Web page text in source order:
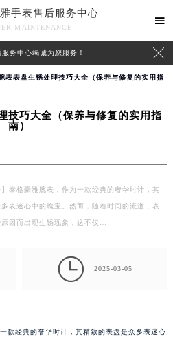
手表售后服务中心
MAINTENANCE

务中心竭诚为您服务！ 
表表盘生锈处理技巧大全（保养与修复的实用指
技巧大全（保养与修复的实用指
南）
】泰格豪雅腕表，作为一款经典的奢华时计，其
表迷心中的瑰宝。然而，随着时间的流逝，表
因而出现生锈现象，这不仅…
 2025-03-05
款经典的奢华时计，其精致的表盘是众多表迷心